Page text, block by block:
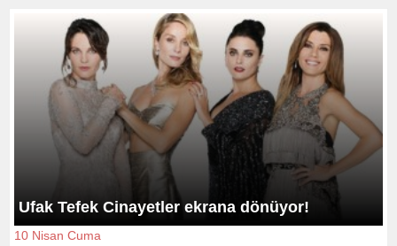
Ufak Tefek Cinayetler ekrana dönüyor!
10 Nisan Cuma